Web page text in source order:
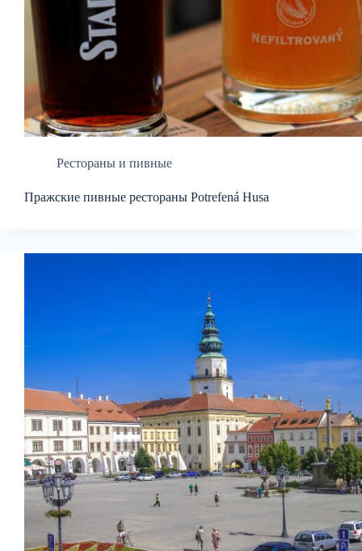
Рестораны и пивные
Пражские пивные рестораны Potrefená Husa